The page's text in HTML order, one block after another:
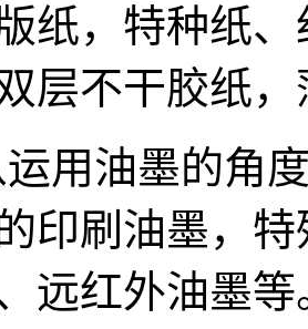
纸，特种纸
层不干胶纸
运用油墨的角
印刷油墨，
远红外油墨等